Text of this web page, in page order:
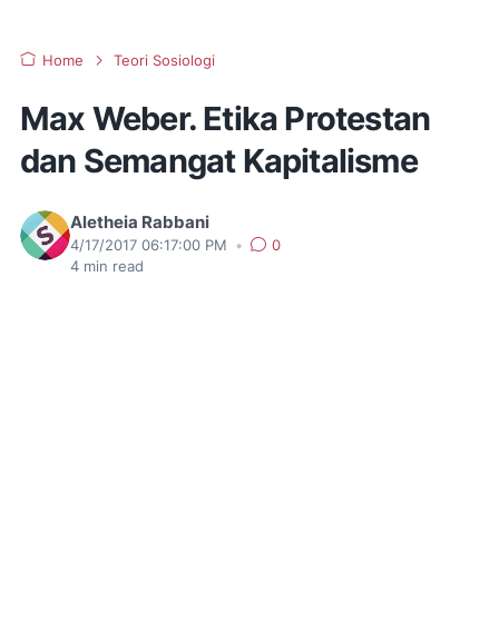
Home Teori Sosiologi
Max Weber. Etika Protestan
dan Semangat Kapitalisme
Aletheia Rabbani
4/17/2017 06:17:00 PM •
0
4 min read